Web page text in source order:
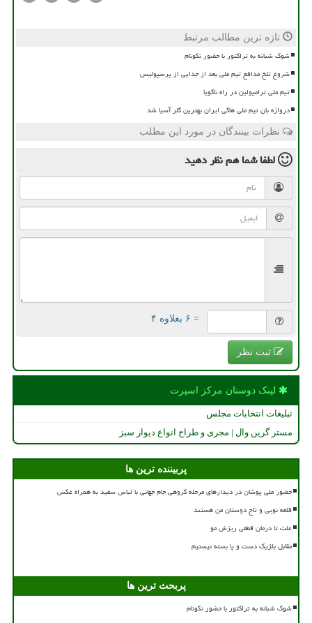
تازه ترین مطالب مرتبط
شوک شبانه به تراکتور با حضور نکونام
شروع تلخ مدافع تیم ملی بعد از جدایی از پرسپولیس
تیم ملی ترامپولین در راه ناگویا
دروازه بان تیم ملی هاکی ایران بهترین گلر آسیا شد
نظرات بینندگان در مورد این مطلب
لطفا شما همنظر دهید
= ۶ بعلاوه ۴
ثبت نظر
لینک دوستان مركز اسپرت
تبلیغات انتخابات مجلس
مستر گرین وال | مجری و طراح انواع دیوار سبز
پربیننده ترین ها
حضور ملی پوشان در دیدارهای مرحله گروهی جام جهانی با لباس سفید به همراه عکس
قلعه نویی و تاج دوستان من هستند
علت تا درمان قطعی ریزش مو
مقابل بلژیک دست و پا بسته نیستیم
پربحث ترین ها
شوک شبانه به تراکتور با حضور نکونام